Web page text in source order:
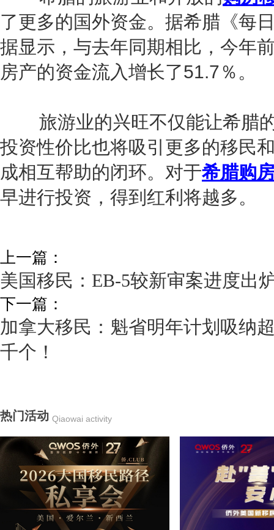
了更多的国外资金。据希腊《每
据显示，与去年同期相比，今年
房产的资金流入增长了51.7％。
旅游业的兴旺不仅能让希腊的
投资性价比也将吸引更多的移民
成相互帮助的闭环。对于希腊购
早进行投资，得到红利将越多。
上一篇：
美国移民：EB-5较新审案进度出
下一篇：
加拿大移民：魁省明年计划吸纳
千个！
热门活动 Qiaowai activity